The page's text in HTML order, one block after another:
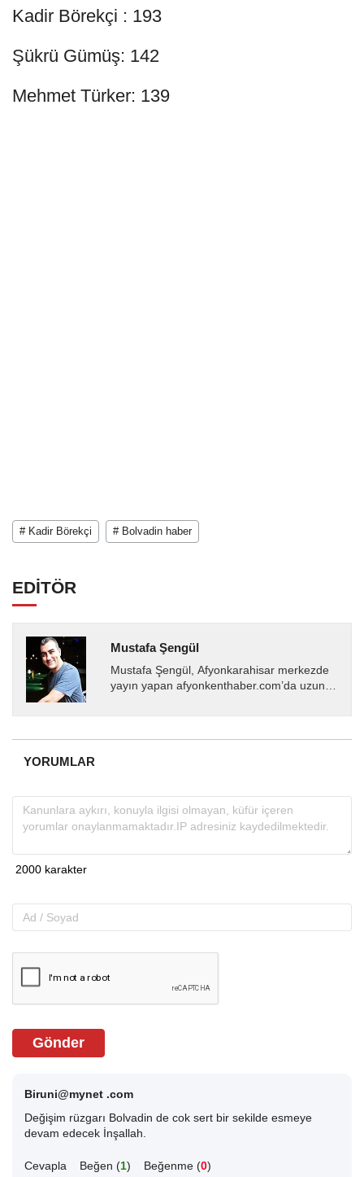
Kadir Börekçi : 193
Şükrü Gümüş: 142
Mehmet Türker: 139
# Kadir Börekçi # Bolvadin haber
EDİTÖR
Mustafa Şengül
Mustafa Şengül, Afyonkarahisar merkezde
yayın yapan afyonkenthaber.com’da uzun
almakta, haber akışı...
YORUMLAR
Gönder
Biruni@mynet .com
Değişim rüzgarı Bolvadin de cok sert bir sekilde esmeye
devam edecek İnşallah.
Cevapla Beğen (1) Beğenme (0)